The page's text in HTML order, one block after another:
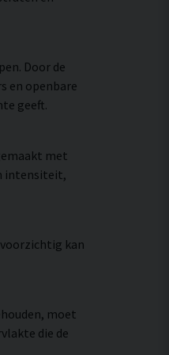
Door de
en openbare
geeft.
met
intensiteit,
kan
moet
die de